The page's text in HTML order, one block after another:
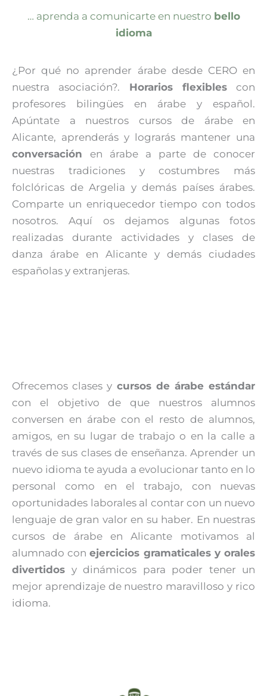
… aprenda a comunicarte en nuestro bello
idioma
¿Por qué no aprender árabe desde CERO en
nuestra asociación?. Horarios flexiblescon
profesores bilingües en árabe y español.
Apúntate a nuestros cursos de árabe en
Alicante, aprenderás y lograrás mantener una
conversación en árabe a parte de conocer
nuestras tradiciones y costumbres más
folclóricas de Argelia y demás países árabes.
Comparte un enriquecedor tiempo con todos
nosotros. Aquí os dejamos algunas fotos
realizadas durante actividades y clases de
danza árabe en Alicante y demás ciudades
españolas y extranjeras.
Ofrecemos clases y cursos de árabe estándar
con el objetivo de que nuestros alumnos
conversen en árabe con el resto de alumnos,
amigos, en su lugar de trabajo o en la calle a
través de sus clases de enseñanza. Aprender un
nuevo idioma te ayuda a evolucionar tanto en lo
personal como en el trabajo, con nuevas
oportunidades laborales al contar con un nuevo
lenguaje de gran valor en su haber. En nuestras
cursos de árabe en Alicante motivamos al
alumnado conejercicios gramaticales y orales
divertidos y dinámicos para poder tener un
mejor aprendizaje de nuestro maravilloso y rico
idioma.